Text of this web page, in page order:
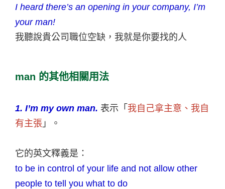
I heard there’s an opening in your company, I’m
your man!
我聽說貴公司職位空缺，我就是你要找的人
man 的其他相關用法
1. I’m my own man. 表示「 我自己拿主意、我自
有主張 」。
它的英文釋義是：
to be in control of your life and not allow other
people to tell you what to do